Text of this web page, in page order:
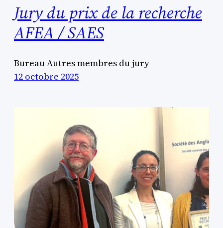
Jury du prix de la recherche
AFEA / SAES
Bureau Autres membres du jury
12 octobre 2025